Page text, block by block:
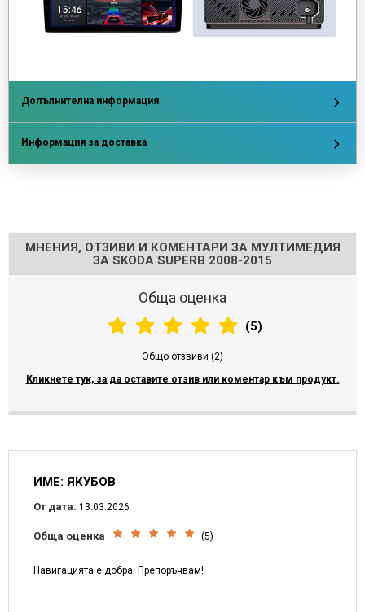
Допълнителна информация
Информация за доставка
МНЕНИЯ, ОТЗИВИ И КОМЕНТАРИ ЗА МУЛТИМЕДИЯ
ЗА SKODA SUPERB 2008-2015
Обща оценка
(5)
Общо отзвиви (2)
Кликнете тук, за да оставите отзив или коментар към продукт.
ИМЕ: ЯКУБОВ
От дата: 13.03.2026
Обща оценка (5)
Навигацията е добра. Препоръчвам!